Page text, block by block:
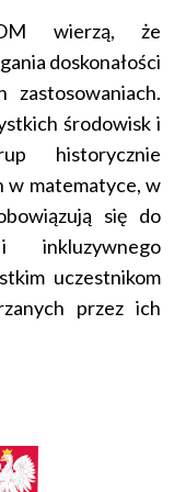
wierzą, że
doskonałości
środowisk i
historycznie
w matematyce, w
się do
inkluzywnego
uczestnikom
przez ich